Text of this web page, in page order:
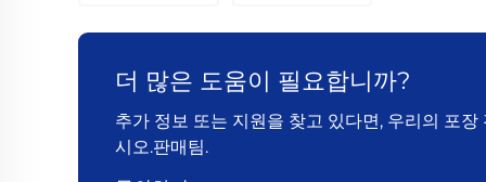
더 많은 도움이 필요합니까?
추가 정보 또는 지원을 찾고 있다면, 우리의 포
시오.판매팀.